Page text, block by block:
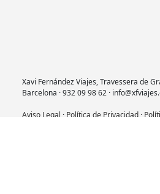
Xavi Fernández Viajes, Travessera de
Barcelona · 932 09 98 62 ·
Aviso Legal· Política de Privacidad·